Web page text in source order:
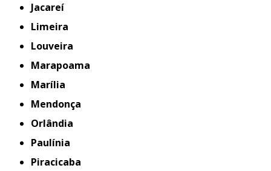
Jacareí
Limeira
Louveira
Marapoama
Marília
Mendonça
Orlândia
Paulínia
Piracicaba